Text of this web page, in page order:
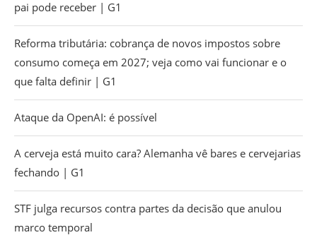
pai pode receber | G1
Reforma tributária: cobrança de novos impostos sobre
consumo começa em 2027; veja como vai funcionar e o
que falta definir | G1
Ataque da OpenAI: é possível
A cerveja está muito cara? Alemanha vê bares e cervejarias
fechando | G1
STF julga recursos contra partes da decisão que anulou
marco temporal